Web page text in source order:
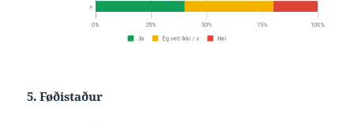
5. Føðistaður